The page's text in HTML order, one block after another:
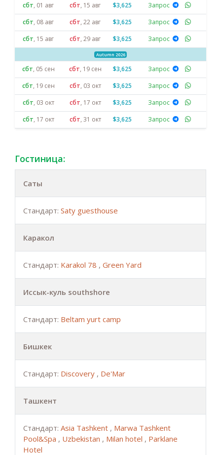
сбт, 01 авг сбт, 15 авг $3,625
Запрос
сбт, 08 авг сбт, 22 авг $3,625
Запрос
сбт, 15 авг сбт, 29 авг $3,625 Запрос
Autumn 2026
сбт, 05 сен сбт, 19 сен $3,625
Запрос
сбт, 19 сен сбт, 03 окт $3,625
Запрос
сбт, 03 окт сбт, 17 окт $3,625
Запрос
сбт, 17 окт сбт, 31 окт $3,625 Запрос
Гостиница:
Саты
Стандарт: Saty guesthouse
Каракол
Стандарт: Karakol 78 , Green Yard
Иссык-куль southshore
Стандарт: Beltam yurt camp
Бишкек
Стандарт: Discovery , De'Mar
Ташкент
Стандарт: Asia Tashkent , Marwa Tashkent
Pool&Spa , Uzbekistan , Milan hotel , Parklane
Hotel